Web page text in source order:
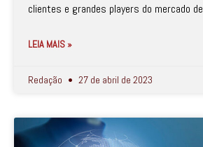
clientes e grandes players do mercado de
LEIA MAIS »
Redação 27 de abril de 2023